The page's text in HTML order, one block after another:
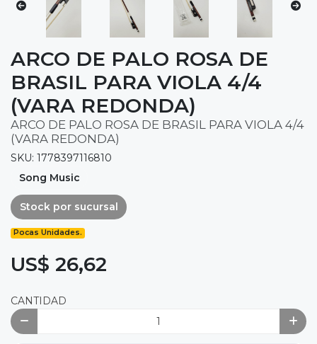
ARCO DE PALO ROSA DE
BRASIL PARA VIOLA 4/4
(VARA REDONDA)
ARCO DE PALO ROSA DE BRASIL PARA VIOLA 4/4
(VARA REDONDA)
SKU: 1778397116810
Song Music
Stock por sucursal
Pocas Unidades.
US$ 26,62
CANTIDAD